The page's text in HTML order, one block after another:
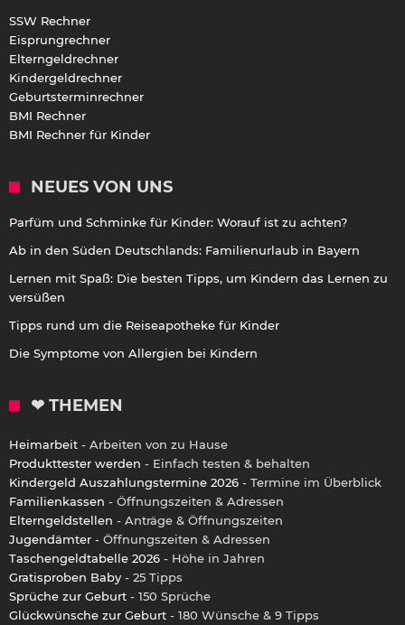
SSW Rechner
Eisprungrechner
Elterngeldrechner
Kindergeldrechner
Geburtsterminrechner
BMI Rechner
BMI Rechner für Kinder
NEUES VON UNS
Parfüm und Schminke für Kinder: Worauf ist zu achten?
Ab in den Süden Deutschlands: Familienurlaub in Bayern
Lernen mit Spaß: Die besten Tipps, um Kindern das Lernen zu
versüßen
Tipps rund um die Reiseapotheke für Kinder
Die Symptome von Allergien bei Kindern
❤ THEMEN
Heimarbeit - Arbeiten von zu Hause
Produkttester werden - Einfach testen & behalten
Kindergeld Auszahlungstermine 2026 - Termine im Überblick
Familienkassen - Öffnungszeiten & Adressen
Elterngeldstellen - Anträge & Öffnungszeiten
Jugendämter - Öffnungszeiten & Adressen
Taschengeldtabelle 2026 - Höhe in Jahren
Gratisproben Baby - 25 Tipps
Sprüche zur Geburt - 150 Sprüche
Glückwünsche zur Geburt - 180 Wünsche & 9 Tipps